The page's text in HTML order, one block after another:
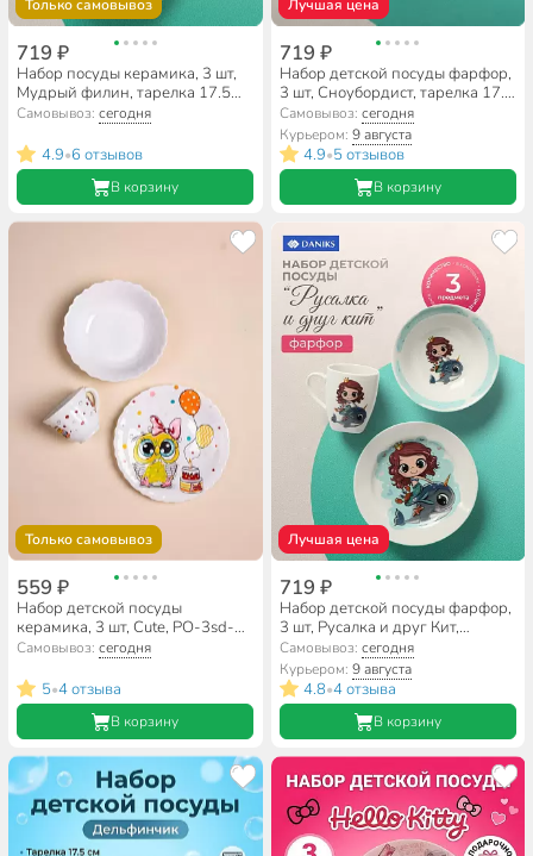
Только самовывоз
719 ₽
Набор посуды керамика, 3 шт,
Мудрый филин, тарелка 17.5
см, салатник 15 см, кружка 230
мл, Daniks, C837
Самовывоз:сегодня
4.9•6 отзывов
В корзину
Лучшая цена
719 ₽
Набор детской посуды фарфор,
3 шт, Сноубордист, тарелка 17.5
см, салатник 360 мл, кружка
210 мл, Daniks
Самовывоз: сегодня
Курьером: 9 августа
4.9•5 отзывов
В корзину
Только самовывоз
559 ₽
Набор детской посуды
керамика, 3 шт, Cute, PO-3sd-
779
Самовывоз:сегодня
5•4 отзыва
В корзину
Лучшая цена
719 ₽
Набор детской посуды фарфор,
3 шт, Русалка и друг Кит,
тарелка 17.5 см, салатник 360
мл, кружка 210 мл, Daniks
Самовывоз: сегодня
Курьером: 9 августа
4.8•4 отзыва
В корзину